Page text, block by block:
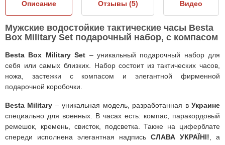
Описание Отзывы (5) Видео
Мужские водостойкие тактические часы Besta
Box Military Set подарочный набор, с компасом
Besta Box Military Set – уникальный подарочный набор для
себя или самых близких. Набор состоит из тактических часов,
ножа, застежки с компасом и элегантной фирменной
подарочной коробочки.
Besta Military – уникальная модель, разработанная вУкраине
специально для военных. В часах есть: компас, паракордовый
ремешок, кремень, свисток, подсветка. Также на циферблате
спереди исполнена элегантная надпись СЛАВА УКРАЇНІ! , а